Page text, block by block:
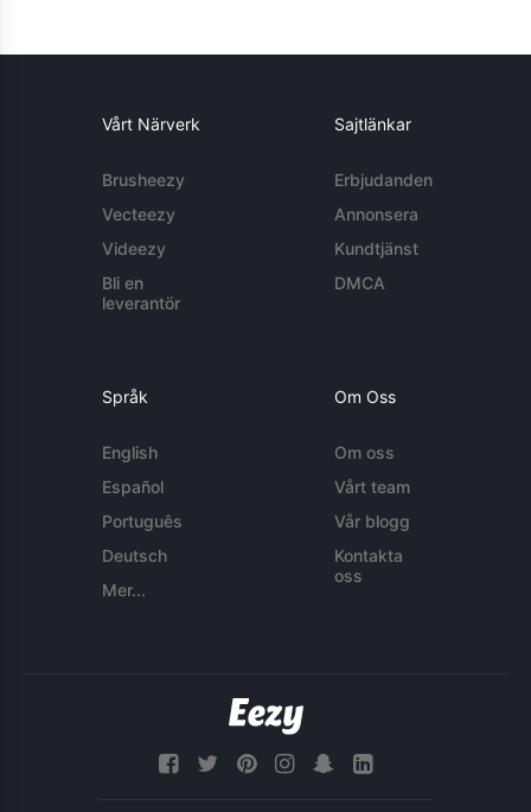
Vårt Närverk
Brusheezy
Vecteezy
Videezy
Bli en
leverantör
Sajtlänkar
Erbjudanden
Annonsera
Kundtjänst
DMCA
Språk
English
Español
Português
Deutsch
Mer...
Om Oss
Om oss
Vårt team
Vår blogg
Kontakta
oss